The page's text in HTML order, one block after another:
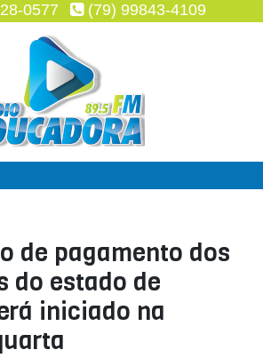
0577 (79) 99843-4109
de pagamento dos
do estado de
iniciado na